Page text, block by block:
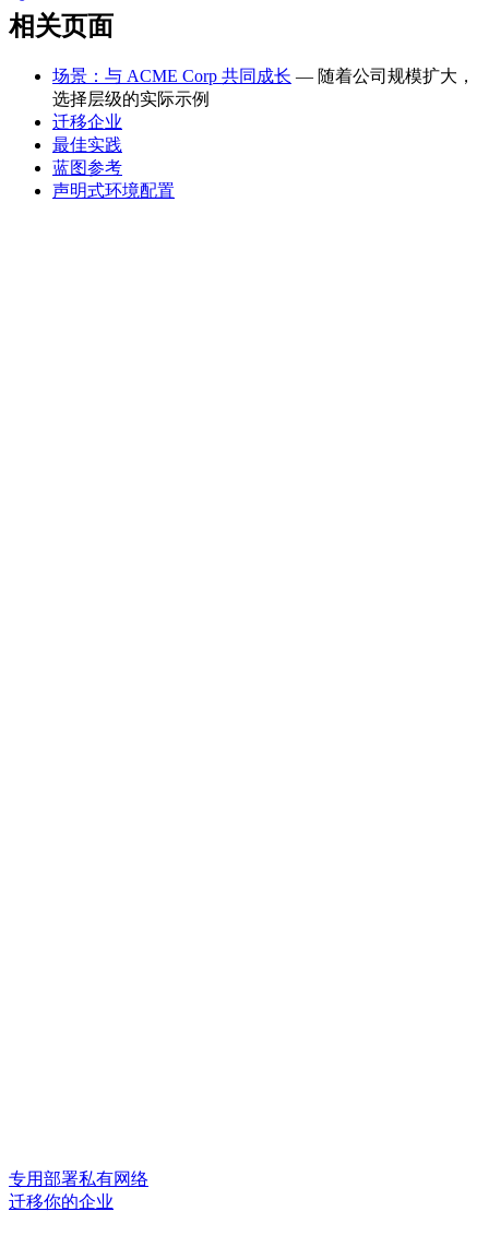
相关页面
场景：与 ACME Corp 共同成长 — 随着公司规模扩大，
选择层级的实际示例
迁移企业
最佳实践
蓝图参考
声明式环境配置
专用部署私有网络
迁移你的企业